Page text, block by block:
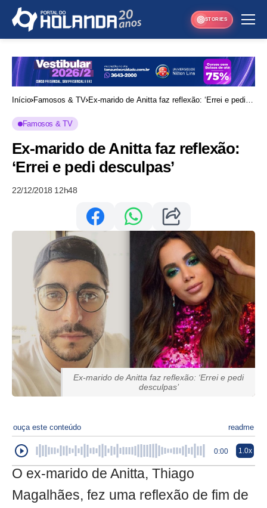
STORIES
Início Famosos & TV Ex-marido de Anitta faz reflexão: ‘Errei e pedi
Famosos & TV
Ex-marido de Anitta faz reflexão:
‘Errei e pedi desculpas’
22/12/2018 12h48
Ex-marido de Anitta faz reflexão: ‘Errei e pedi
desculpas’
ouça este conteúdo readme
0:00 1.0x
O ex-marido de Anitta, Thiago
Magalhães, fez uma reflexão de fim de